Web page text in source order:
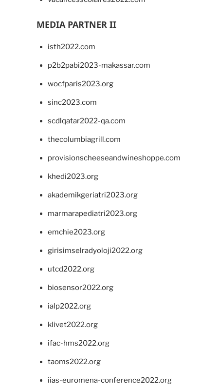
MEDIA PARTNER II
isth2022.com
p2b2pabi2023-makassar.com
wocfparis2023.org
sinc2023.com
scdlqatar2022-qa.com
thecolumbiagrill.com
provisionscheeseandwineshoppe.com
khedi2023.org
akademikgeriatri2023.org
marmarapediatri2023.org
emchie2023.org
girisimselradyoloji2022.org
utcd2022.org
biosensor2022.org
ialp2022.org
klivet2022.org
ifac-hms2022.org
taoms2022.org
iias-euromena-conference2022.org